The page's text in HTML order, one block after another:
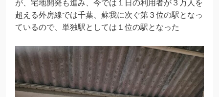
が、宅地開発も進み、今では１日の利用者が３万人を
超える外房線では千葉、蘇我に次ぐ第３位の駅となっ
ているので、単独駅としては１位の駅となった